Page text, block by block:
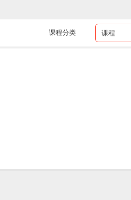
课程分类 课程
·办公 课程详情